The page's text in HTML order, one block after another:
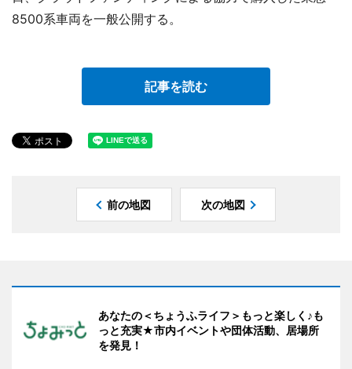
8500系車両を一般公開する。
記事を読む
前の地図 次の地図
あなたの＜ちょうふライフ＞もっと楽しく♪も
っと充実★市内イベントや団体活動、居場所
を発見！